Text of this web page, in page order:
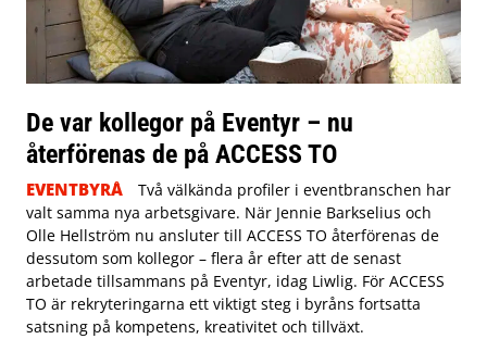
De var kollegor på Eventyr – nu
återförenas de på ACCESS TO
EVENTBYRÅ
Två välkända profiler i eventbranschen har
valt samma nya arbetsgivare. När Jennie Barkselius och
Olle Hellström nu ansluter till ACCESS TO återförenas de
dessutom som kollegor – flera år efter att de senast
arbetade tillsammans på Eventyr, idag Liwlig. För ACCESS
TO är rekryteringarna ett viktigt steg i byråns fortsatta
satsning på kompetens, kreativitet och tillväxt.